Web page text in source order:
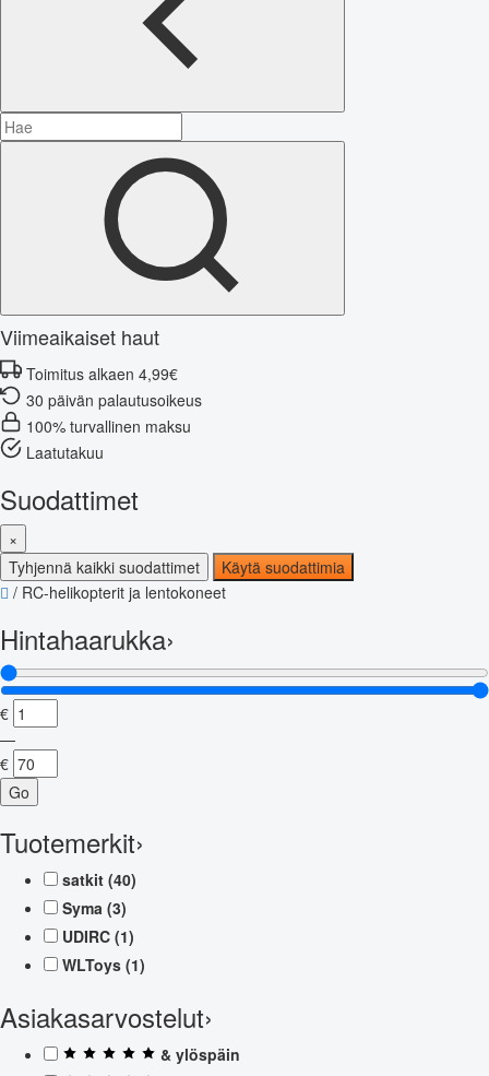
Viimeaikaiset haut
Toimitus alkaen 4,99€
30 päivän palautusoikeus
100% turvallinen maksu
Laatutakuu
Suodattimet
×
Tyhjennä kaikki suodattimet
Käytä suodattimia
/ RC-helikopterit ja lentokoneet
Hintahaarukka›
€
—
€
Go
Tuotemerkit›
satkit (40)
Syma (3)
UDIRC (1)
WLToys (1)
Asiakasarvostelut›
& ylöspäin